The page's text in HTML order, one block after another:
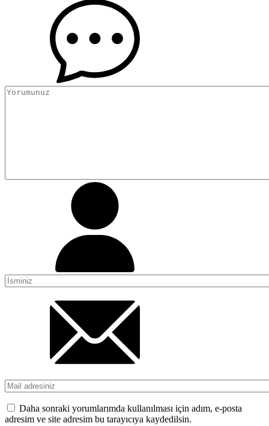
Daha sonraki yorumlarımda kullanılması için adım, e-posta
adresim ve site adresim bu tarayıcıya kaydedilsin.